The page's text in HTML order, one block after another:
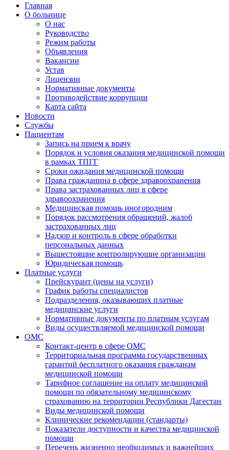
Главная
О больнице
О нас
Руководство
Режим работы
Объявления
Вакансии
Устав
Лицензии
Нормативные документы
Противодействие коррупции
Карта сайта
Новости
Службы
Пациентам
Запись на прием к врачу
Порядок и условия оказания медицинской помощи
в рамках ТПГГ
Сроки ожидания медицинской помощи
Права гражданина в сфере здравоохранения
Права застрахованных лиц в сфере
здравоохранения
Медицинская помощь иногородним
Порядок рассмотрения обращений, жалоб
застрахованных лиц
Надзор и контроль в сфере обработки
персональных данных
Вышестоящие контролирующие организации
Юридическая помощь
Платные услуги
Прейскурант (цены на услуги)
График работы специалистов
Подразделения, оказывающих платные
медицинские услуги
Нормативные документы по платным услугам
Виды осуществляемой медицинской помощи
ОМС
Контакт-центр в сфере ОМС
Территориальная программа государственных
гарантий бесплатного оказания гражданам
медицинской помощи
Тарифное соглашение на оплату медицинской
помощи по обязательному медицинскому
страхованию на территории Республики Дагестан
Виды медицинской помощи
Клинические рекомендации (стандарты)
Показатели доступности и качества медицинской
помощи
Перечень жизненно необходимых и важнейших